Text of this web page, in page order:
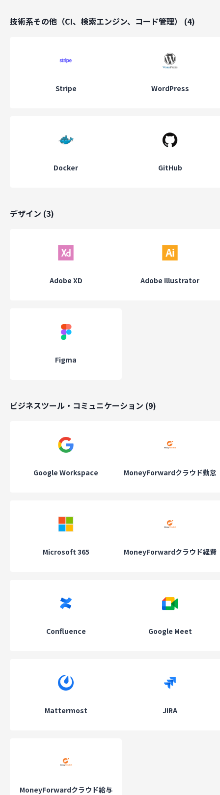
技術系その他（CI、検索エンジン、コード管理） (4)
Stripe WordPress
Docker GitHub
デザイン (3)
Adobe XD Adobe Illustrator
Figma
ビジネスツール・コミュニケーション (9)
Google Workspace MoneyForwardクラウド勤怠
Microsoft 365 MoneyForwardクラウド経費
Confluence Google Meet
Mattermost JIRA
MoneyForwardクラウド給与